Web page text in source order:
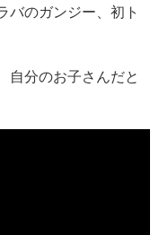
バのガンジー、初ト
自分のお子さんだと